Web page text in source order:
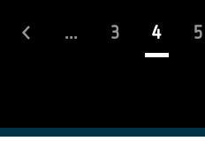
... 3 4(actuel)
5